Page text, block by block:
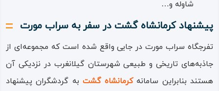
شاوله و…
پیشنهاد کرمانشاه گشت در سفر به سراب مورت
تفرجگاه سراب مورت در جایی واقع شده است که مجموعه‌ای از
جاذبه‌های تاریخی و طبیعی شهرستان گیلانغرب در نزدیکی آن
هستند بنابراین سامانهکرمانشاه گشت به گردشگران پیشنهاد